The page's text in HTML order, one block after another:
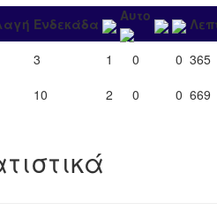
Ενδεκάδα Αυτο
3 1 0 0 365
10 2 0 0 669